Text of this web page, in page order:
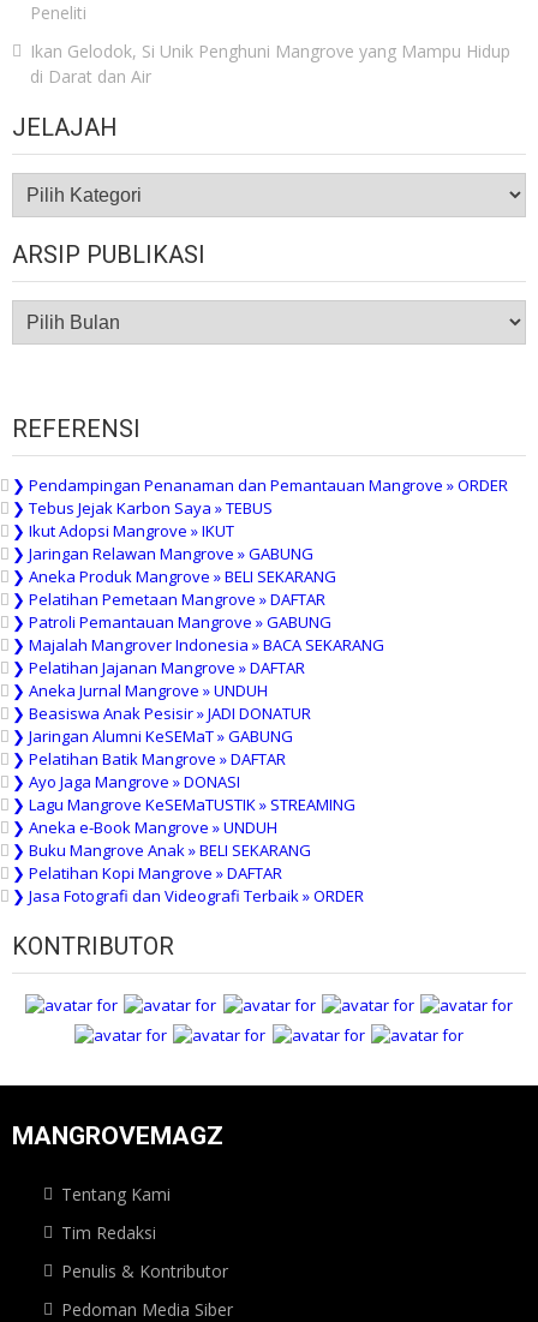
Peneliti
Ikan Gelodok, Si Unik Penghuni Mangrove yang Mampu Hidup
di Darat dan Air
JELAJAH
JELAJAH
ARSIP PUBLIKASI
ARSIP
PUBLIKASI
REFERENSI
❯ Pendampingan Penanaman dan Pemantauan Mangrove » ORDER
❯ Tebus Jejak Karbon Saya » TEBUS
❯ Ikut Adopsi Mangrove » IKUT
❯ Jaringan Relawan Mangrove » GABUNG
❯ Aneka Produk Mangrove » BELI SEKARANG
❯ Pelatihan Pemetaan Mangrove » DAFTAR
❯ Patroli Pemantauan Mangrove » GABUNG
❯ Majalah Mangrover Indonesia » BACA SEKARANG
❯ Pelatihan Jajanan Mangrove » DAFTAR
❯ Aneka Jurnal Mangrove » UNDUH
❯ Beasiswa Anak Pesisir » JADI DONATUR
❯ Jaringan Alumni KeSEMaT » GABUNG
❯ Pelatihan Batik Mangrove » DAFTAR
❯ Ayo Jaga Mangrove » DONASI
❯ Lagu Mangrove KeSEMaTUSTIK » STREAMING
❯ Aneka e-Book Mangrove » UNDUH
❯ Buku Mangrove Anak » BELI SEKARANG
❯ Pelatihan Kopi Mangrove » DAFTAR
❯ Jasa Fotografi dan Videografi Terbaik » ORDER
KONTRIBUTOR
MANGROVEMAGZ
Tentang Kami
Tim Redaksi
Penulis & Kontributor
Pedoman Media Siber